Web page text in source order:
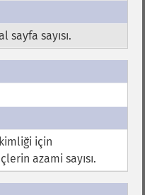
sayfa sayısı.
için
azami sayısı.